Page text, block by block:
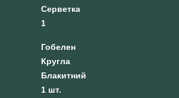
Серветка
1
Гобелен
Кругла
Блакитний
1 шт.